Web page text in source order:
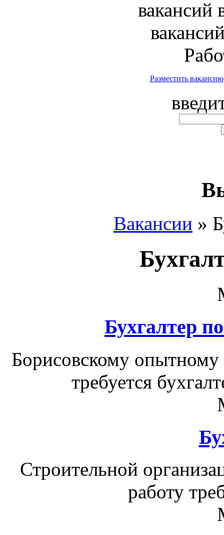
вакансий
Разместить вакансию
Вакансии »
Бухгалтер
Борисовскому опытному
требуется
Строительной
работу